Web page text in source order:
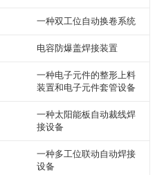
一种双工位自动换卷系统
电容防爆盖焊接装置
一种电子元件的整形上料
装置和电子元件套管设备
一种太阳能板自动裁线焊
接设备
一种多工位联动自动焊接
设备